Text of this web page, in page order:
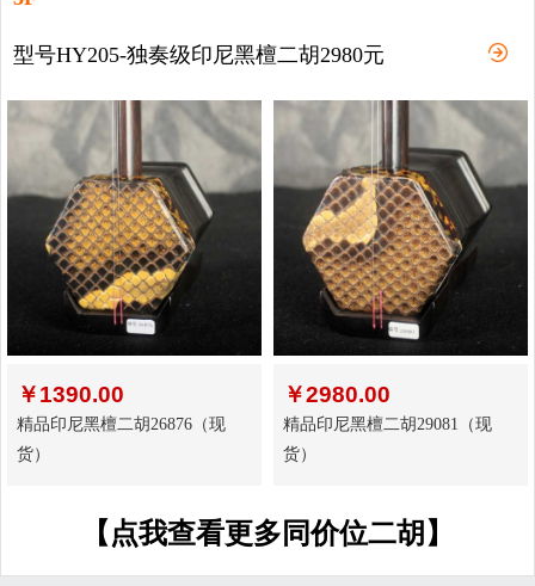
型号HY205-独奏级印尼黑檀二胡2980元
￥1390.00
精品印尼黑檀二胡26876（现
货）
￥2980.00
精品印尼黑檀二胡29081（现
货）
【点我查看更多同价位二胡】